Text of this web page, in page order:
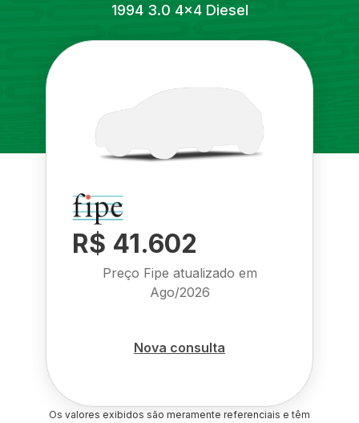
1994 3.0 4x4 Diesel
R$ 41.602
Preço Fipe atualizado em
Ago/2026
Nova consulta
Os valores exibidos são meramente referenciais e têm